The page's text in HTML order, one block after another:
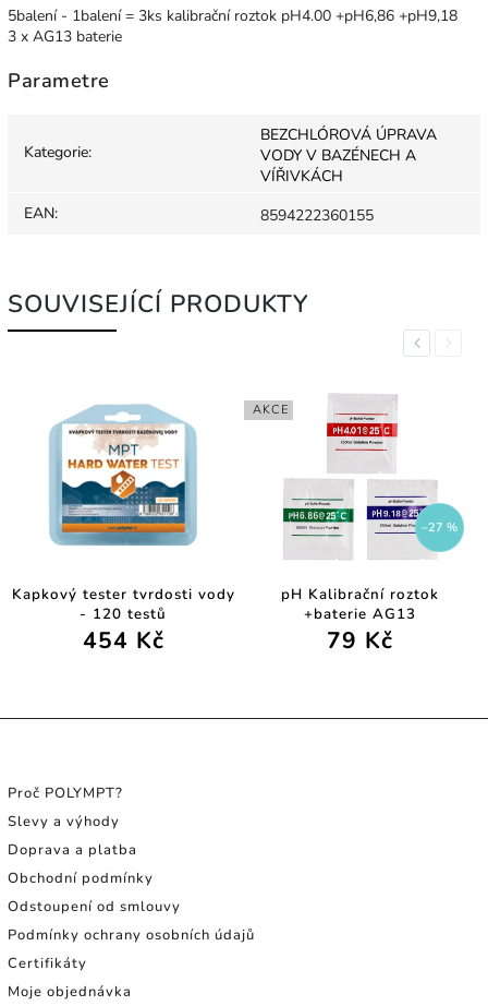
5balení - 1balení = 3ks kalibrační roztok pH4.00 +pH6,86 +pH9,18
3 x AG13 baterie
Parametre
Kategorie:
BEZCHLÓROVÁ ÚPRAVA
VODY V BAZÉNECH A
VÍŘIVKÁCH
EAN: 8594222360155
SOUVISEJÍCÍ PRODUKTY
Previous
Kapkový tester tvrdosti vody
- 120 testů
454 Kč
AKCE
–27 %
pH Kalibrační roztok
+baterie AG13
79 Kč
Next
Proč POLYMPT?
Slevy a výhody
Doprava a platba
Obchodní podmínky
Odstoupení od smlouvy
Podmínky ochrany osobních údajů
Certifikáty
Moje objednávka